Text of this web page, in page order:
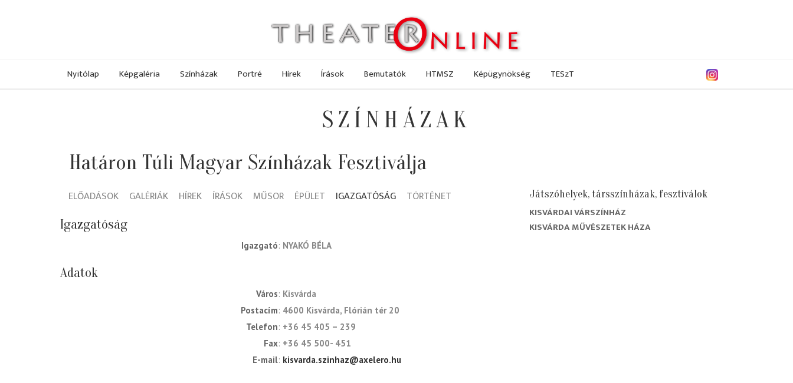
Nyitólap Képgaléria Színházak Portré Hírek Írások Bemutatók HTMSZ Képügynökség TESzT
SZÍNHÁZAK
Határon Túli Magyar Színházak Fesztiválja
ELŐADÁSOK GALÉRIÁK HÍREK ÍRÁSOK MŰSOR ÉPÜLET IGAZGATÓSÁG TÖRTÉNET
Igazgatóság
igazgató NYAKÓ BÉLA
Adatok
Város Kisvárda
Postacím 4600 Kisvárda, Flórián tér 20
Telefon +36 45 405 – 239
Fax +36 45 500- 451
E-mail kisvarda.szinhaz@axelero.hu
Játszóhelyek, társszínházak, fesztiválok
KISVÁRDAI VÁRSZÍNHÁZ
KISVÁRDA MŰVÉSZETEK HÁZA